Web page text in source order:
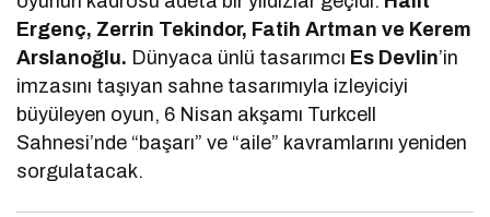
Ergenç, Zerrin Tekindor, Fatih Artman ve Kerem
Arslanoğlu. Dünyaca ünlü tasarımcı Es Devlin’in
imzasını taşıyan sahne tasarımıyla izleyiciyi
büyüleyen oyun, 6 Nisan akşamı Turkcell
Sahnesi’nde “başarı” ve “aile” kavramlarını yeniden
sorgulatacak.